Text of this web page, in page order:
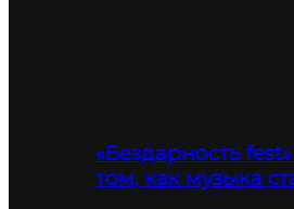
«Бездарность
том, как музыка